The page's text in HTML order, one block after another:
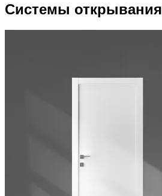
Системы открывания